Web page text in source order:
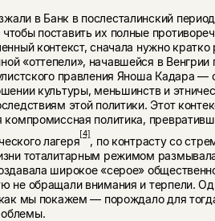
в Банк в послесталинский
поставить их полные
контекст, сначала нужно кратко
«оттепели», начавшейся в Венгрии
правления Яноша Кадара
культуры, меньшинств и
этой политики. Этот
компро­миссная политика,
лагеря
[4]
, по контрасту со
тоталитарным режимом
широкое «серое»
не обращали внимания и терпе­ли.
мы покажем — порождало для